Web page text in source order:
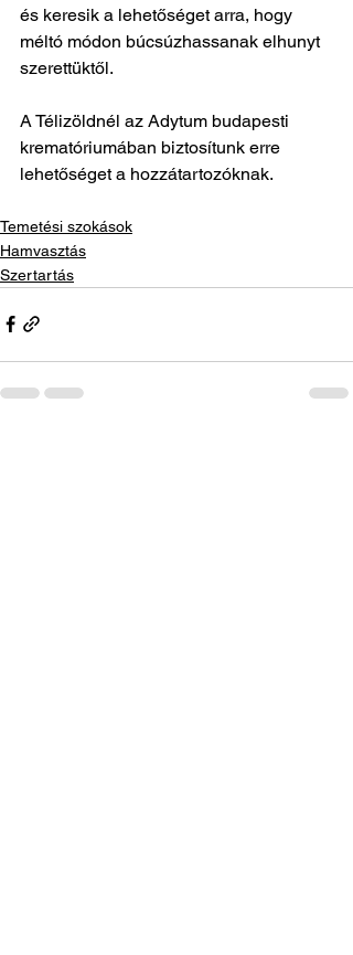
és keresik a lehetőséget arra, hogy
méltó módon búcsúzhassanak elhunyt
szerettüktől.
A Télizöldnél az Adytum budapesti
krematóriumában biztosítunk erre
lehetőséget a hozzátartozóknak.
Temetési szokások
Hamvasztás
Szertartás